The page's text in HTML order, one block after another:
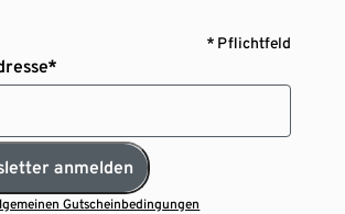
* Pflichtfeld
anmelden
Gutscheinbedingungen